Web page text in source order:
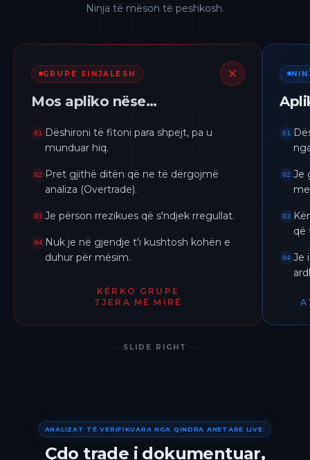
Ninja të mëson të peshkosh.
GRUPE SINJALESH
Mos apliko nëse…
01
Dëshironi të fitoni para shpejt, pa u
munduar hiq.
02
Pret gjithë ditën që ne të dërgojmë
analiza (Overtrade).
03 Je përson rrezikues që s'ndjek rregullat.
04 Nuk je në gjendje t'i kushtosh kohën e
duhur për mësim.
KËRKO GRUPE
TJERA MË MIRË
01
02 Je
03
që
04 Je
SLIDE RIGHT
ANALIZAT TË VERIFIKUARA NGA QINDRA ANETARE LIVE.
Çdo trade i dokumentuar,